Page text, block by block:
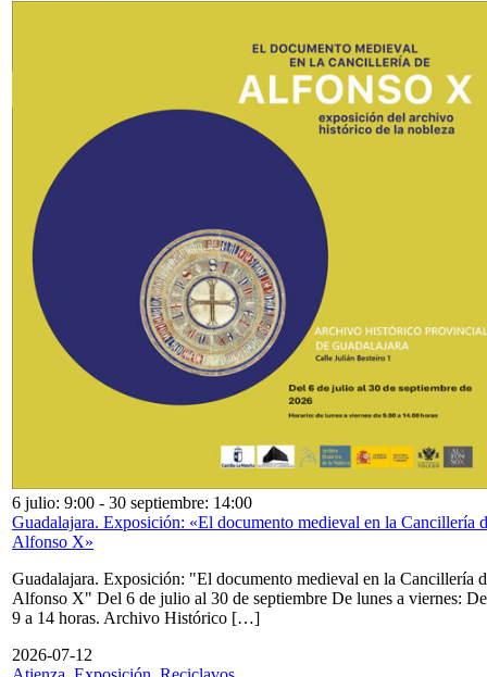
6 julio: 9:00 - 30 septiembre: 14:00
Guadalajara. Exposición: «El documento medieval en la Cancillería
Alfonso X»
Guadalajara. Exposición: "El documento medieval en la Cancillería
Alfonso X" Del 6 de julio al 30 de septiembre De lunes a viernes: De
9 a 14 horas. Archivo Histórico […]
2026-07-12